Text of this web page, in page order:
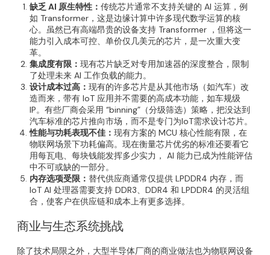
缺乏 AI 原生特性： 传统芯片通常不支持关键的 AI 运算，例
如 Transformer，这是边缘计算中许多现代数学运算的核
心。虽然已有高端昂贵的设备支持 Transformer ，但将这一
能力引入成本可控、单价仅几美元的芯片，是一次重大变
革。
集成度有限： 现有芯片缺乏对专用加速器的深度整合，限制
了处理未来 AI 工作负载的能力。
设计成本过高： 现有的许多芯片是从其他市场（如汽车）改
造而来，带有 IoT 应用并不需要的高成本功能，如车规级
IP。有些厂商会采用 “binning”（分级筛选）策略，把没达到
汽车标准的芯片推向市场，而不是专门为IoT需求设计芯片。
性能与功耗表现不佳： 现有方案的 MCU 核心性能有限，在
物联网场景下功耗偏高。现在衡量芯片优劣的标准还要看它
用每瓦电、每块钱能发挥多少实力， AI 能力已成为性能评估
中不可或缺的一部分。
内存选项受限： 替代供应商通常仅提供 LPDDR4 内存，而
IoT AI 处理器需要支持 DDR3、DDR4 和 LPDDR4 的灵活组
合，使客户在供应链和成本上有更多选择。
商业与生态系统挑战
除了技术局限之外，大型半导体厂商的商业做法也为物联网设备